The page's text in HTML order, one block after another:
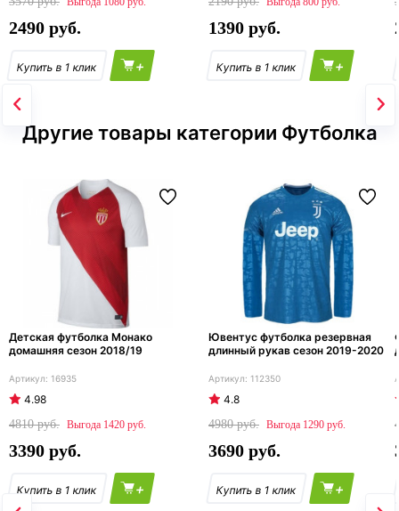
2490
+
1390
+
Другие товары категории Футболка
Детская футболка Монако
домашняя сезон 2018/19
16935
4.98
4810
1420
3390
+
Ювентус футболка резервная
длинный рукав сезон 2019-2020
112350
4.8
4980
1290
3690
+